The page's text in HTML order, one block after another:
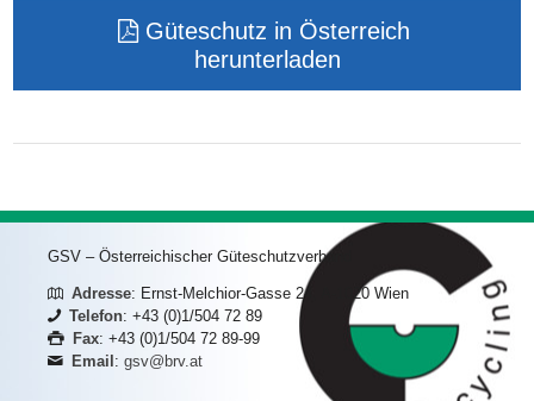
Güteschutz in Österreich
herunterladen
GSV – Österreichischer Güteschutzverband
Adresse: Ernst-Melchior-Gasse 24, A-1020 Wien
Telefon: +43 (0)1/504 72 89
Fax: +43 (0)1/504 72 89-99
Email: gsv@brv.at